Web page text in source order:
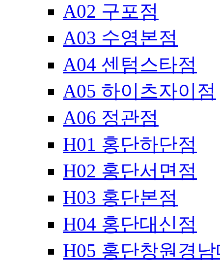
A02 구포점
A03 수영본점
A04 센텀스타점
A05 하이츠자이점
A06 정관점
H01 홍단하단점
H02 홍단서면점
H03 홍단본점
H04 홍단대신점
H05 홍단창원경